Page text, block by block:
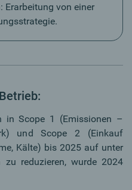
Erarbeitung von einer
in Scope 1 (Emissionen –
und Scope 2 (Einkauf
Kälte) bis 2025 auf unter
reduzieren, wurde 2024